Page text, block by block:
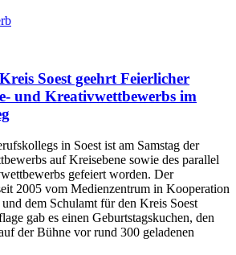
Soest geehrtFeierlicher
und Kreativwettbewerbs im
in Soest ist am Samstag der
auf Kreisebene sowie des parallel
gefeiert worden. Der
2005 vom Medienzentrum in Kooperation
dem Schulamt für den Kreis Soest
gab es einen Geburtstagskuchen, den
der Bühne vor rund 300 geladenen